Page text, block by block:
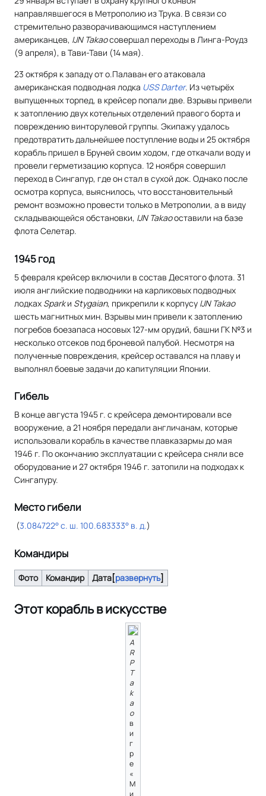
направлявшегося в Метрополию из Трука. В связи со
стремительно разворачивающимся наступлением
американцев, IJN Takaoсовершал переходы в Линга-Роудз
(9 апреля), в Тави-Тави (14 мая).
23 октября к западу от о.Палаван его атаковала
американская подводная лодка USS Darter. Из четырёх
выпущенных торпед, в крейсер попали две. Взрывы привели
к затоплению двух котельных отделений правого борта и
повреждению винторулевой группы. Экипажу удалось
предотвратить дальнейшее поступление воды и 25 октября
корабль пришел в Бруней своим ходом, где откачали воду и
провели герметизацию корпуса. 12 ноября совершил
переход в Сингапур, где он стал в сухой док. Однако после
осмотра корпуса, выяснилось, что восстановительный
ремонт возможно провести только в Метрополии, а в виду
складывающейся обстановки, IJN Takaoоставили на базе
флота Селетар.
1945 год
5 февраля крейсер включили в состав Десятого флота. 31
июля английские подводники на карликовых подводных
лодках Sparkи Stygaian, прикрепили к корпусу IJN Takao
шесть магнитных мин. Взрывы мин привели к затоплению
погребов боезапаса носовых 127-мм орудий, башни ГК №3 и
несколько отсеков под броневой палубой. Несмотря на
полученные повреждения, крейсер оставался на плаву и
выполнял боевые задачи до капитуляции Японии.
Гибель
В конце августа 1945 г. с крейсера демонтировали все
вооружение, а 21 ноября передали англичанам, которые
использовали корабль в качестве плавказармы до мая
1946 г. По окончанию эксплуатации с крейсера сняли все
оборудование и 27 октября 1946 г. затопили на подходах к
Сингапуру.
Место гибели
(3.084722° с. ш. 100.683333° в. д.)
Командиры
Фото Командир развернуть
Дата
Этот корабль в искусстве
A
R
P
T
a
k
a
o
в
и
г
р
е
«
М